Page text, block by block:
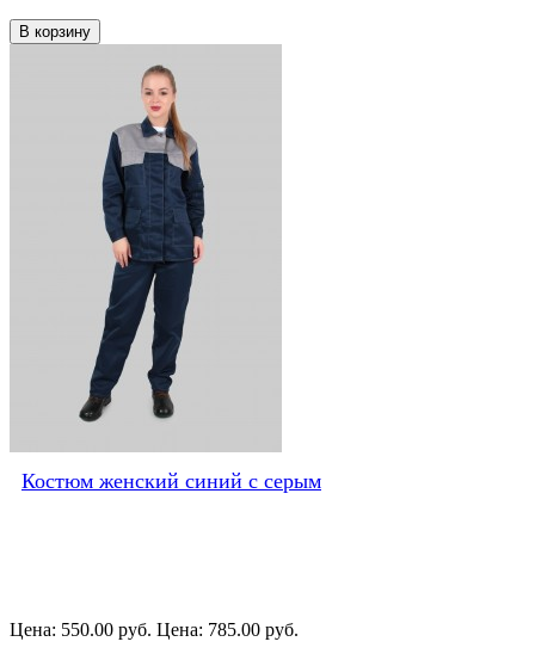
В корзину
Костюм женский синий с серым
Цена: 550.00 руб. Цена: 785.00 руб.